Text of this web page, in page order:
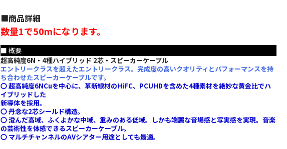
■︎商品詳細
数量1で50mになります。
■ 概要
超高純度6N・4種ハイブリッド 2芯・スピーカーケーブル
エントリークラスを超えたエントリークラス。完成度の高いクオリティとパフォーマンスを持
ち合わせたスピーカーケーブルです。
〇 超高純度6NCuを中心に、革新線材のHiFC、PCUHDを含めた4種素材を絶妙な黄金比でハ
イブリッドした
新導体を採用。
〇 丹念な2芯シールド構造。
〇 澄んだ高域、ふくよかな中域、重みのある低域。しかも端麗な音場感と写実感を実現。音楽
の芸術性を体感できるスピーカーケーブル。
〇 マルチチャンネルのAVシアター用途としても最適。